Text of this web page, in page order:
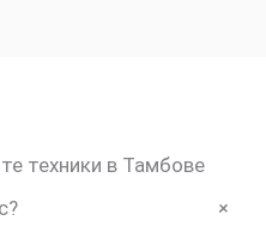
техники в Тамбове
+